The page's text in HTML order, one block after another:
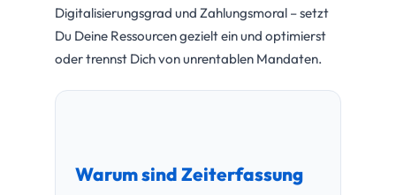
Digitalisierungsgrad und Zahlungsmoral – setzt
Du Deine Ressourcen gezielt ein und optimierst
oder trennst Dich von unrentablen Mandaten.
Warum sind Zeiterfassung